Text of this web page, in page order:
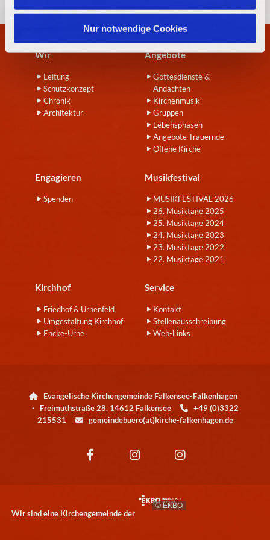
l
Nur notwendige Cookies
Wir
Leitung
Schutzkonzept
Chronik
Architektur
Angebote
Gottesdienste &
Andachten
Kirchenmusik
Gruppen
Lebensphasen
Angebote Trauernde
Offene Kirche
Engagieren
Spenden
Musikfestival
MUSIKFESTIVAL 2026
26. Musiktage 2025
25. Musiktage 2024
24. Musiktage 2023
23. Musiktage 2022
22. Musiktage 2021
Kirchhof
Friedhof & Urnenfeld
Umgestaltung Kirchhof
Encke-Urne
Service
Kontakt
Stellenausschreibung
Web-Links

Evangelische Kirchengemeinde Falkensee-Falkenhagen
· Freimuthstraße 28, 14612 Falkensee
+49 (0)3322
215531
gemeindebuero(at)kirche-falkenhagen.de
Wir sind eine Kirchengemeinde der
© EKBO